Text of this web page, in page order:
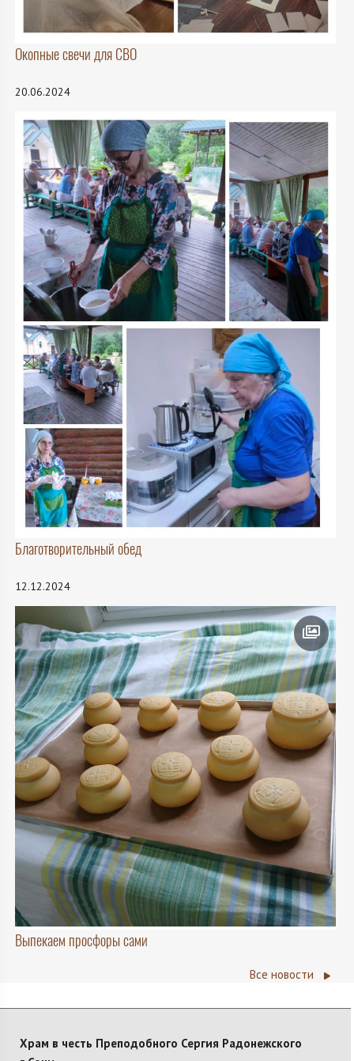
Окопные свечи для СВО
20.06.2024
Благотворительный обед
12.12.2024
Выпекаем просфоры сами
Все новости
Храм в честь Преподобного Сергия Радонежского